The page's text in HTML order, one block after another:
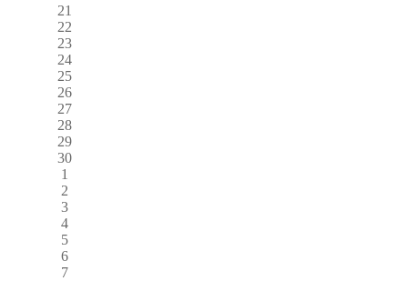
21
22
23
24
25
26
27
28
29
30
1
2
3
4
5
6
7